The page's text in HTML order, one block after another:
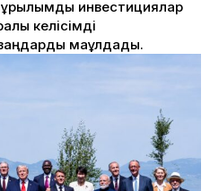
инвестициялар
келісімді
мақұлдады.